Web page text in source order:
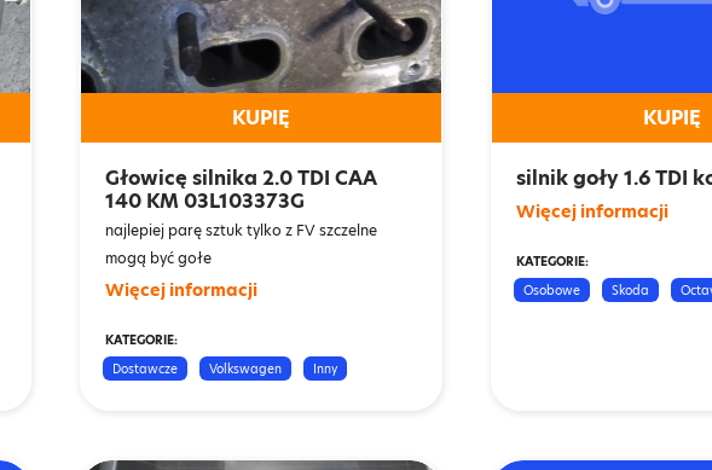
KUPIĘ
Głowicę silnika 2.0 TDI CAA
140 KM 03L103373G
najlepiej parę sztuk tylko z FV szczelne
mogą być gołe
Więcej informacji
KATEGORIE:
Dostawcze
Volkswagen Inny
KUPIĘ
silnik goły 1.6 TDI
Więcej informacji
KATEGORIE:
Osobowe
Skoda